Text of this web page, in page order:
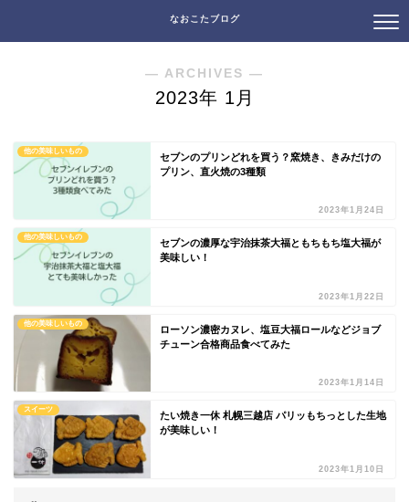
なおこたブログ
― ARCHIVES ―
2023年 1月
他の美味しいもの
セブンのプリンどれを買う？窯焼き、きみだけの
プリン、直火焼の3種類
2023年1月24日
他の美味しいもの
セブンの濃厚な宇治抹茶大福ともちもち塩大福が
美味しい！
2023年1月22日
他の美味しいもの
ローソン濃密カヌレ、塩豆大福ロールなどジョブ
チューン合格商品食べてみた
2023年1月14日
スイーツ
たい焼き一休 札幌三越店 パリッもちっとした生地
が美味しい！
2023年1月10日